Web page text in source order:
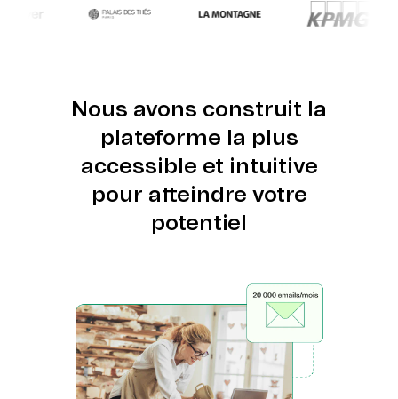
Nous avons construit la
plateforme la plus
accessible et intuitive
pour atteindre votre
potentiel